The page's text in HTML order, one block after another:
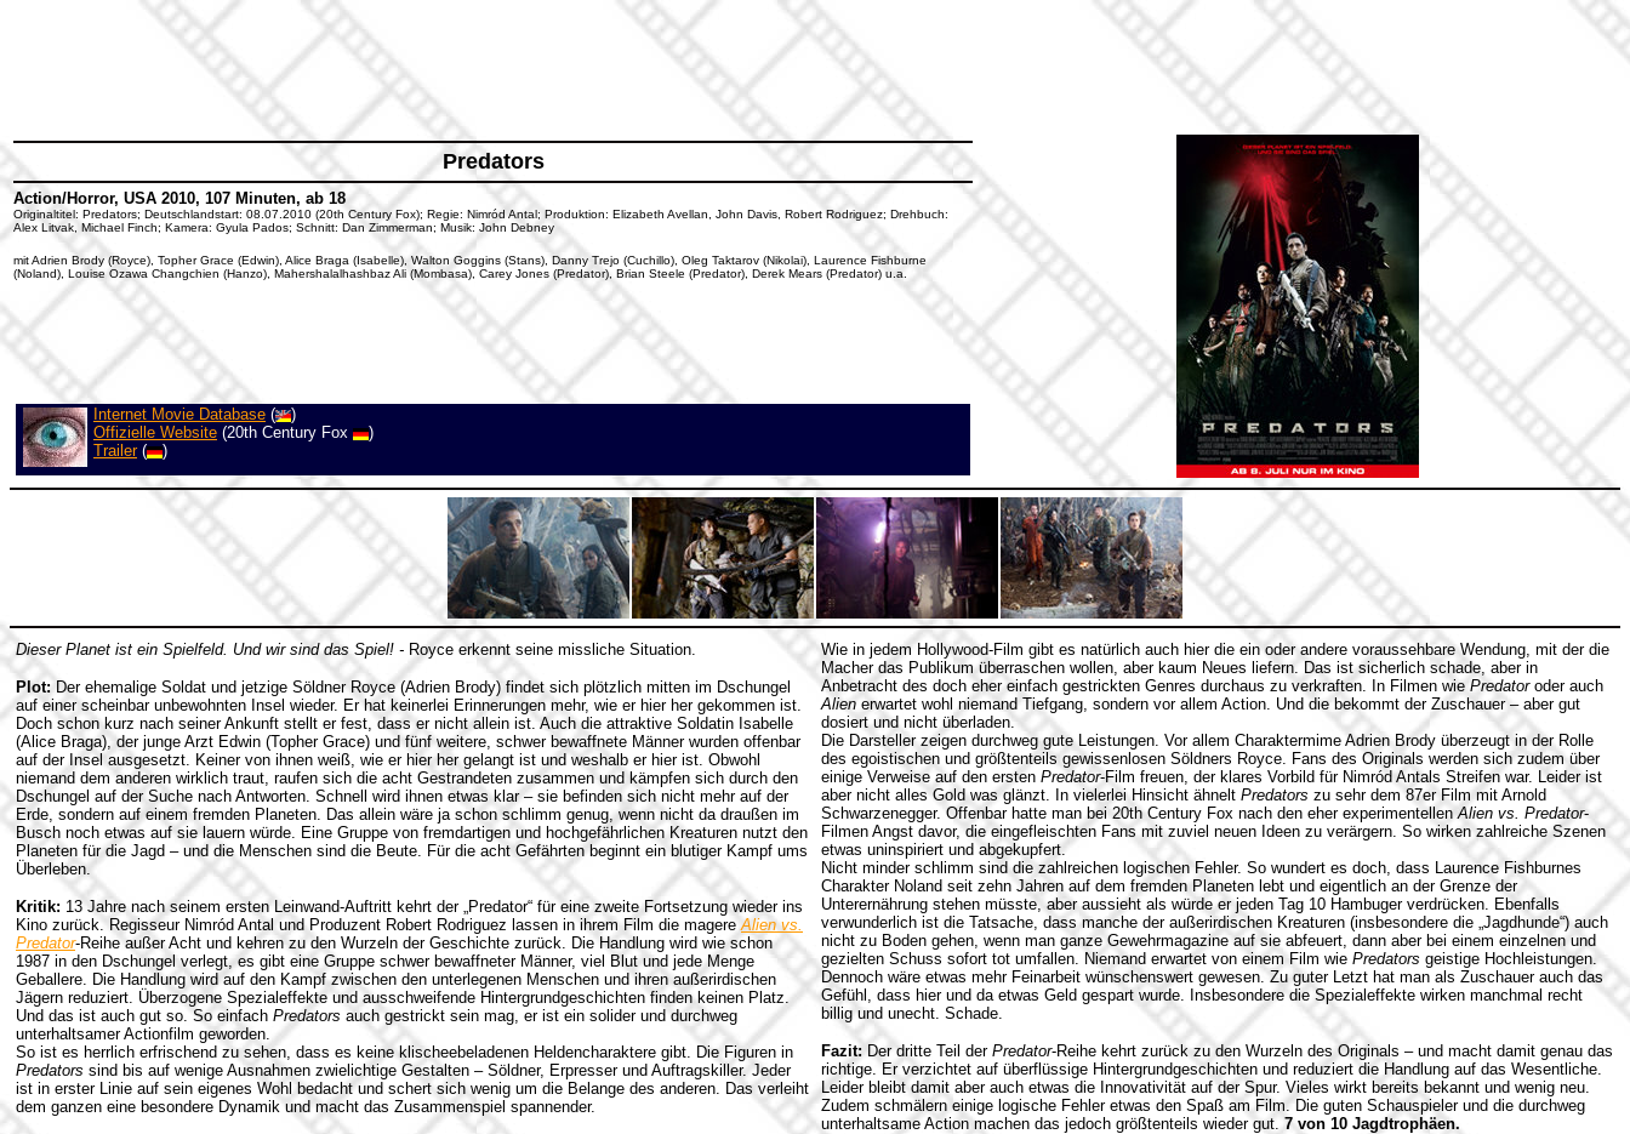
Predators
Action/Horror, USA 2010, 107 Minuten, ab 18
Originaltitel: Predators; Deutschlandstart: 08.07.2010 (20th Century Fox); Regie: Nimród Antal; Produktion: Elizabeth Avellan, John Davis, Robert Rodriguez; Drehbuch:
Alex Litvak, Michael Finch; Kamera: Gyula Pados; Schnitt: Dan Zimmerman; Musik: John Debney
mit Adrien Brody (Royce), Topher Grace (Edwin), Alice Braga (Isabelle), Walton Goggins (Stans), Danny Trejo (Cuchillo), Oleg Taktarov (Nikolai), Laurence Fishburne
(Noland), Louise Ozawa Changchien (Hanzo), Mahershalalhashbaz Ali (Mombasa), Carey Jones (Predator), Brian Steele (Predator), Derek Mears (Predator) u.a.
Internet Movie Database (
)
Offizielle Website (20th Century Fox
)
Trailer( )
Dieser Planet ist ein Spielfeld. Und wir sind das Spiel! - Royce erkennt seine missliche Situation.
Plot: Der ehemalige Soldat und jetzige Söldner Royce (Adrien Brody) findet sich plötzlich mitten im Dschungel
auf einer scheinbar unbewohnten Insel wieder. Er hat keinerlei Erinnerungen mehr, wie er hier her gekommen ist.
Doch schon kurz nach seiner Ankunft stellt er fest, dass er nicht allein ist. Auch die attraktive Soldatin Isabelle
(Alice Braga), der junge Arzt Edwin (Topher Grace) und fünf weitere, schwer bewaffnete Männer wurden offenbar
auf der Insel ausgesetzt. Keiner von ihnen weiß, wie er hier her gelangt ist und weshalb er hier ist. Obwohl
niemand dem anderen wirklich traut, raufen sich die acht Gestrandeten zusammen und kämpfen sich durch den
Dschungel auf der Suche nach Antworten. Schnell wird ihnen etwas klar – sie befinden sich nicht mehr auf der
Erde, sondern auf einem fremden Planeten. Das allein wäre ja schon schlimm genug, wenn nicht da draußen im
Busch noch etwas auf sie lauern würde. Eine Gruppe von fremdartigen und hochgefährlichen Kreaturen nutzt den
Planeten für die Jagd – und die Menschen sind die Beute. Für die acht Gefährten beginnt ein blutiger Kampf ums
Überleben.
Kritik: 13 Jahre nach seinem ersten Leinwand-Auftritt kehrt der „Predator“ für eine zweite Fortsetzung wieder ins
Kino zurück. Regisseur Nimród Antal und Produzent Robert Rodriguez lassen in ihrem Film die magereAlien vs.
Predator-Reihe außer Acht und kehren zu den Wurzeln der Geschichte zurück. Die Handlung wird wie schon
1987 in den Dschungel verlegt, es gibt eine Gruppe schwer bewaffneter Männer, viel Blut und jede Menge
Geballere. Die Handlung wird auf den Kampf zwischen den unterlegenen Menschen und ihren außerirdischen
Jägern reduziert. Überzogene Spezialeffekte und ausschweifende Hintergrundgeschichten finden keinen Platz.
Und das ist auch gut so. So einfach Predators auch gestrickt sein mag, er ist ein solider und durchweg
unterhaltsamer Actionfilm geworden.
So ist es herrlich erfrischend zu sehen, dass es keine klischeebeladenen Heldencharaktere gibt. Die Figuren in
Predators sind bis auf wenige Ausnahmen zwielichtige Gestalten – Söldner, Erpresser und Auftragskiller. Jeder
ist in erster Linie auf sein eigenes Wohl bedacht und schert sich wenig um die Belange des anderen. Das verleiht
dem ganzen eine besondere Dynamik und macht das Zusammenspiel spannender.
Wie in jedem Hollywood-Film gibt es natürlich auch hier die ein oder andere voraussehbare Wendung, mit der die
Macher das Publikum überraschen wollen, aber kaum Neues liefern. Das ist sicherlich schade, aber in
Anbetracht des doch eher einfach gestrickten Genres durchaus zu verkraften. In Filmen wie Predatoroder auch
Alien erwartet wohl niemand Tiefgang, sondern vor allem Action. Und die bekommt der Zuschauer – aber gut
dosiert und nicht überladen.
Die Darsteller zeigen durchweg gute Leistungen. Vor allem Charaktermime Adrien Brody überzeugt in der Rolle
des egoistischen und größtenteils gewissenlosen Söldners Royce. Fans des Originals werden sich zudem über
einige Verweise auf den ersten Predator-Film freuen, der klares Vorbild für Nimród Antals Streifen war. Leider ist
aber nicht alles Gold was glänzt. In vielerlei Hinsicht ähnelt Predators zu sehr dem 87er Film mit Arnold
Schwarzenegger. Offenbar hatte man bei 20th Century Fox nach den eher experimentellenAlien vs. Predator-
Filmen Angst davor, die eingefleischten Fans mit zuviel neuen Ideen zu verärgern. So wirken zahlreiche Szenen
etwas uninspiriert und abgekupfert.
Nicht minder schlimm sind die zahlreichen logischen Fehler. So wundert es doch, dass Laurence Fishburnes
Charakter Noland seit zehn Jahren auf dem fremden Planeten lebt und eigentlich an der Grenze der
Unterernährung stehen müsste, aber aussieht als würde er jeden Tag 10 Hambuger verdrücken. Ebenfalls
verwunderlich ist die Tatsache, dass manche der außerirdischen Kreaturen (insbesondere die „Jagdhunde“) auch
nicht zu Boden gehen, wenn man ganze Gewehrmagazine auf sie abfeuert, dann aber bei einem einzelnen und
gezielten Schuss sofort tot umfallen. Niemand erwartet von einem Film wie Predators geistige Hochleistungen.
Dennoch wäre etwas mehr Feinarbeit wünschenswert gewesen. Zu guter Letzt hat man als Zuschauer auch das
Gefühl, dass hier und da etwas Geld gespart wurde. Insbesondere die Spezialeffekte wirken manchmal recht
billig und unecht. Schade.
Fazit: Der dritte Teil der Predator-Reihe kehrt zurück zu den Wurzeln des Originals – und macht damit genau das
richtige. Er verzichtet auf überflüssige Hintergrundgeschichten und reduziert die Handlung auf das Wesentliche.
Leider bleibt damit aber auch etwas die Innovativität auf der Spur. Vieles wirkt bereits bekannt und wenig neu.
Zudem schmälern einige logische Fehler etwas den Spaß am Film. Die guten Schauspieler und die durchweg
unterhaltsame Action machen das jedoch größtenteils wieder gut. 7 von 10 Jagdtrophäen.